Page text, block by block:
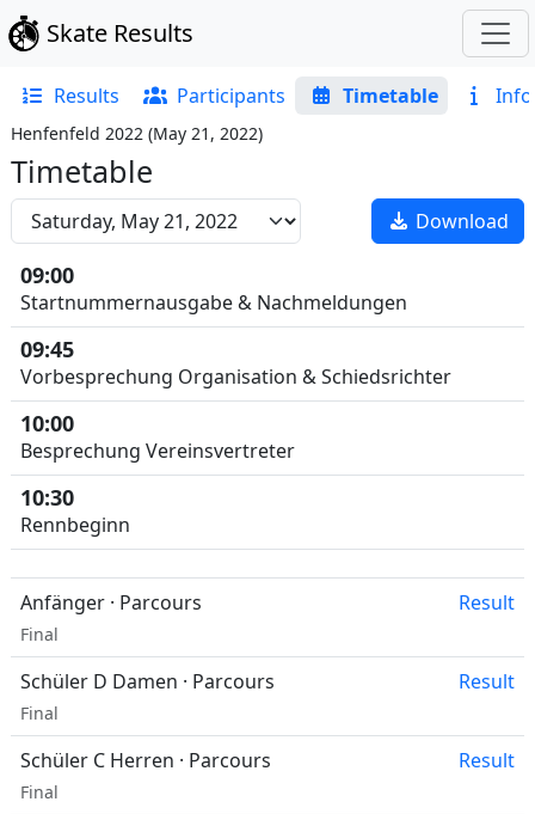
Skate Results
Results Participants Timetable Info
Henfenfeld 2022 (May 21, 2022)
Timetable
Download
09:00
Startnummernausgabe & Nachmeldungen
09:45
Vorbesprechung Organisation & Schiedsrichter
10:00
Besprechung Vereinsvertreter
10:30
Rennbeginn
Anfänger · Parcours Result
Final
Schüler D Damen · Parcours Result
Final
Schüler C Herren · Parcours Result
Final